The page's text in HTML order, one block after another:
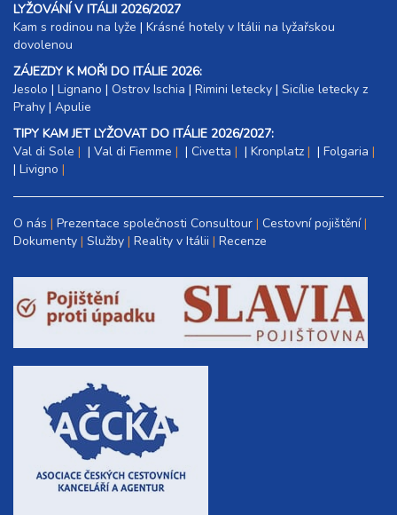
LYŽOVÁNÍ V ITÁLII 2026/2027
Kam s rodinou na lyže |​ Krásné hotely v Itálii na lyžařskou
dovolenou
ZÁJEZDY K MOŘI DO ITÁLIE 2026:
Jesolo | Lignano | Ostrov Ischia | Rimini letecky | Sicílie letecky z
Prahy | Apulie
TIPY KAM JET LYŽOVAT DO ITÁLIE 2026/2027:
Val di Sole
| Val di Fiemme | Civetta | Kronplatz | Folgaria
| Livigno
O nás Prezentace společnosti Consultour Cestovní pojištění
Dokumenty Služby Reality v Itálii Recenze